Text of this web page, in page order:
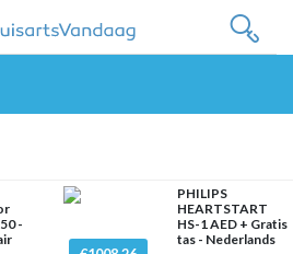
-
PHILIPS
HEARTSTART
HS-1 AED + Gratis
tas - Nederlands